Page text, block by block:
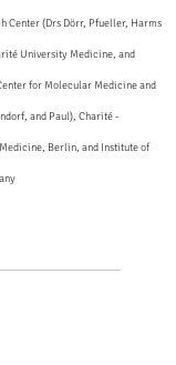
Center (Drs Dörr, Pfueller, Harms
University Medicine, and
for Molecular Medicine and
and Paul), Charité -
Berlin, and Institute of